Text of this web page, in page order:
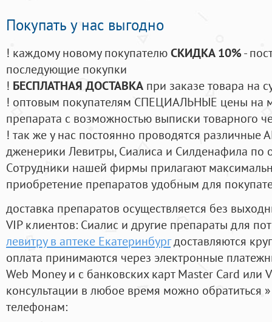
Покупать у нас выгодно
! каждому новому покупателюСКИДКА 10%-
последующие покупки
! БЕСПЛАТНАЯ ДОСТАВКА при заказе товара на
! оптовым покупателям СПЕЦИАЛЬНЫЕ цены на
препарата с возможностью выписки товарного
! так же у нас постоянно проводятся
дженерики Левитры, Сиалиса и Силденафила по
Cотрудники нашей фирмы прилагают
приобретение препаратов удобным для
доставка препаратов осуществляется без
VIP клиентов: Сиалис и другие препараты для
левитру в аптеке Екатеринбургдоставляются
оплата принимаются через электронные
Web Money и с банковских карт Master Card или
консультации в любое время можно обратиться
телефонам: